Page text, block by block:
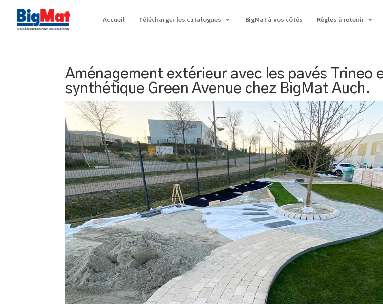
Accueil Télécharger les catalogues BigMat à vos côtés Règles à retenir
Aménagement extérieur avec les pavés Trineo
synthétique Green Avenue chez BigMat Auch.